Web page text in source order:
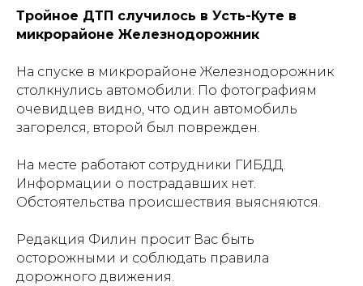
Тройное ДТП случилось в Усть-Куте в
микрорайоне Железнодорожник
На спуске в микрорайоне Железнодорожник
столкнулись автомобили. По фотографиям
очевидцев видно, что один автомобиль
загорелся, второй был поврежден.
На месте работают сотрудники ГИБДД.
Информации о пострадавших нет.
Обстоятельства происшествия выясняются.
Редакция Филин просит Вас быть
осторожными и соблюдать правила
дорожного движения.